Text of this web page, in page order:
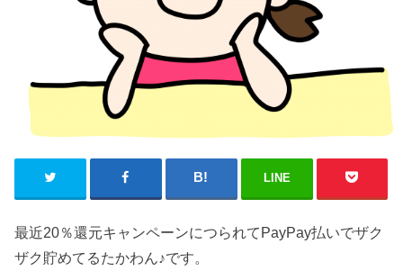
LINE
最近20％還元キャンペーンにつられてPayPay払いでザク
ザク貯めてるたかわん♪です。